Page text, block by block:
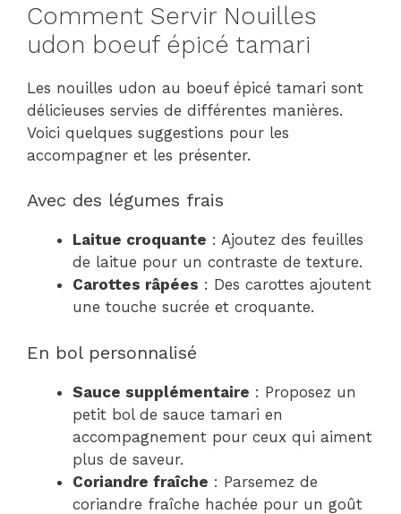
Comment Servir Nouilles
udon boeuf épicé tamari
Les nouilles udon au boeuf épicé tamari sont
délicieuses servies de différentes manières.
Voici quelques suggestions pour les
accompagner et les présenter.
Avec des légumes frais
Laitue croquante : Ajoutez des feuilles
de laitue pour un contraste de texture.
Carottes râpées : Des carottes ajoutent
une touche sucrée et croquante.
En bol personnalisé
Sauce supplémentaire : Proposez un
petit bol de sauce tamari en
accompagnement pour ceux qui aiment
plus de saveur.
Coriandre fraîche : Parsemez de
coriandre fraîche hachée pour un goût